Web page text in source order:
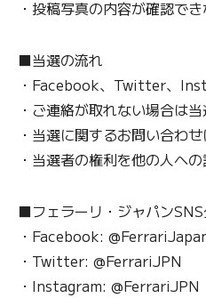
・投稿写真の内容が確認で
■当選の流れ
・Facebook、Twitter、
・ご連絡が取れない場合は
・当選に関するお問い合わ
・当選者の権利を他の人へ
■フェラーリ・ジャパン
・Facebook:
・Twitter: @FerrariJPN
・Instagram: @FerrariJPN